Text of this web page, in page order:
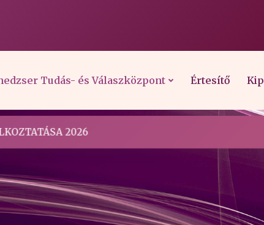
Tudás- és Válaszközpont Értesítő
2026